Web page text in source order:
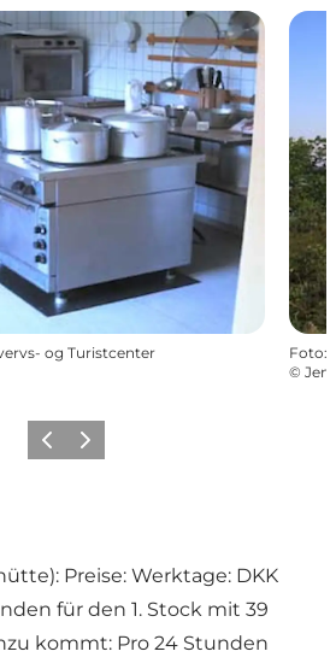
og Turistcenter
Foto:
©
ZurückWeiter
Preise: Werktage: DKK
für den 1. Stock mit 39
kommt: Pro 24 Stunden